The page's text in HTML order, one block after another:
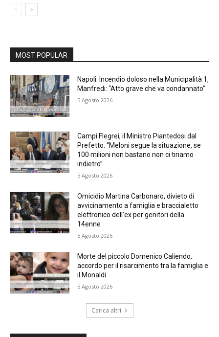
MOST POPULAR
Napoli: Incendio doloso nella Municipalità 1,
Manfredi: “Atto grave che va condannato”
5 Agosto 2026
Campi Flegrei, il Ministro Piantedosi dal
Prefetto: “Meloni segue la situazione, se
100 milioni non bastano non ci tiriamo
indietro”
5 Agosto 2026
Omicidio Martina Carbonaro, divieto di
avvicinamento a famiglia e braccialetto
elettronico dell’ex per genitori della
14enne
5 Agosto 2026
Morte del piccolo Domenico Caliendo,
accordo per il risarcimento tra la famiglia e
il Monaldi
5 Agosto 2026
Carica altri